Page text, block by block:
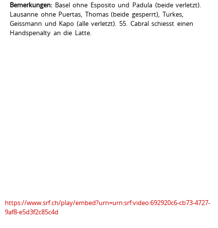
Bemerkungen: Basel ohne Esposito und Padula (beide verletzt).
Lausanne ohne Puertas, Thomas (beide gesperrt), Turkes,
Geissmann und Kapo (alle verletzt). 55. Cabral schiesst einen
Handspenalty an die Latte.
https://www.srf.ch/play/embed?urn=urn:srf:video:692920c6-cb73-4727-
9af8-e5d3f2c85c4d